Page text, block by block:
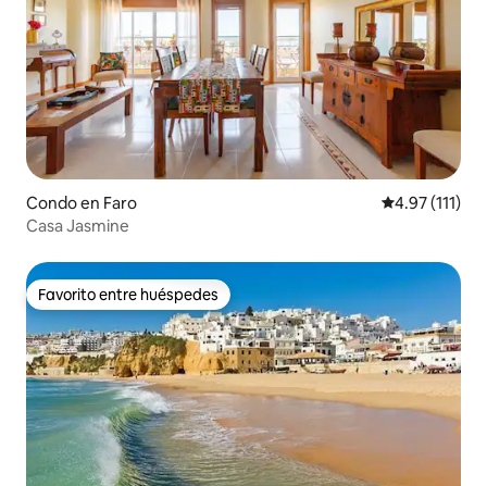
Condo en Faro Calificación
4.97 (111)
Casa Jasmine
Favorito entre huéspedes
Favorito entre huéspedes